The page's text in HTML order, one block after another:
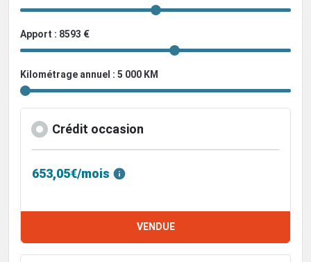
Apport : 8593 €
Kilométrage annuel : 5 000 KM
Crédit occasion
653,05€/mois
VENDUE